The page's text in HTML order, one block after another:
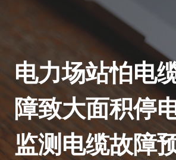
电力场站怕电
障致大面积停
监测电缆故障